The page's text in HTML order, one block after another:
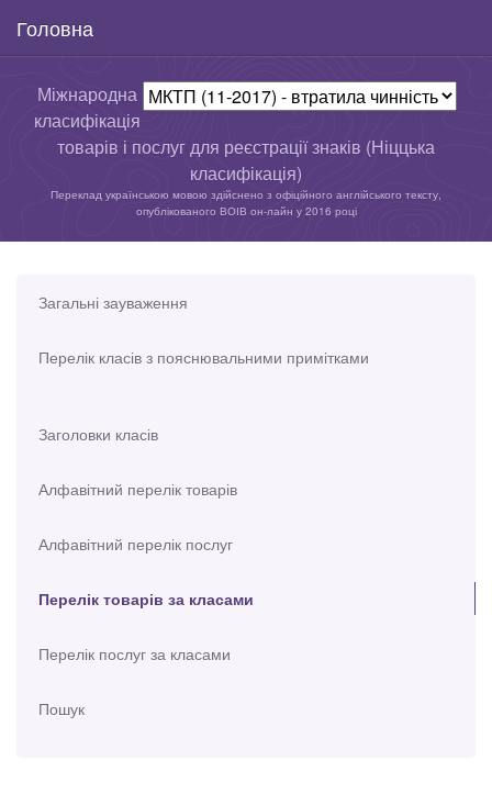
Головна
Міжнародна
класифікація
товарів і послуг для реєстрації знаків (Ніццька
класифікація)
Переклад українською мовою здійснено з офіційного англійського тексту,
опублікованого ВОІВ он-лайн у 2016 році
Загальні зауваження
Перелік класів з пояснювальними примітками
Заголовки класів
Алфавітний перелік товарів
Алфавітний перелік послуг
Перелік товарів за класами
Перелік послуг за класами
Пошук